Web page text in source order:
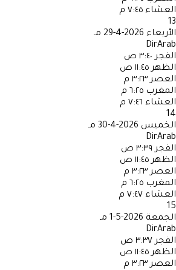
العشاء ٧:٤٥ م
13
الأربعاء 2026-4-29 مـ
DirArab
الفجر ٣:٤٠ ص
الظهر ١١:٤٥ ص
العصر ٣:٢٣ م
المغرب ٦:٢٥ م
العشاء ٧:٤٦ م
14
الخميس 2026-4-30 مـ
DirArab
الفجر ٣:٣٩ ص
الظهر ١١:٤٥ ص
العصر ٣:٢٣ م
المغرب ٦:٢٥ م
العشاء ٧:٤٧ م
15
الجمعة 2026-5-1 مـ
DirArab
الفجر ٣:٣٧ ص
الظهر ١١:٤٥ ص
العصر ٣:٢٣ م